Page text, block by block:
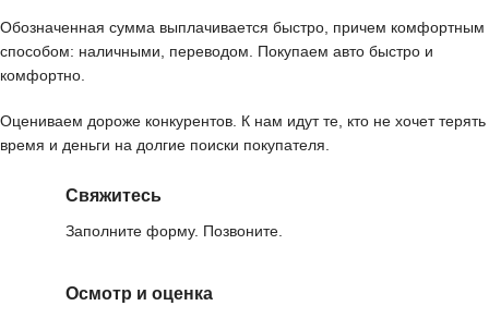
Обозначенная сумма выплачивается быстро, причем комфортным
способом: наличными, переводом. Покупаем авто быстро и
комфортно.
Оцениваем дороже конкурентов. К нам идут те, кто не хочет терять
время и деньги на долгие поиски покупателя.
Свяжитесь
Заполните форму. Позвоните.
Осмотр и оценка